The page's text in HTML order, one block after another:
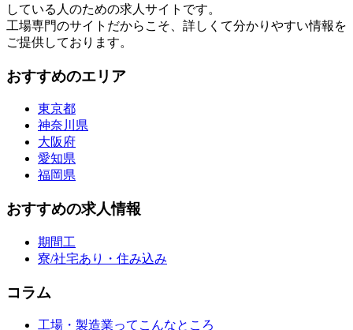
している人のための求人サイトです。
工場専門のサイトだからこそ、詳しくて分かりやすい情報を
ご提供しております。
おすすめのエリア
東京都
神奈川県
大阪府
愛知県
福岡県
おすすめの求人情報
期間工
寮/社宅あり・住み込み
コラム
工場・製造業ってこんなところ